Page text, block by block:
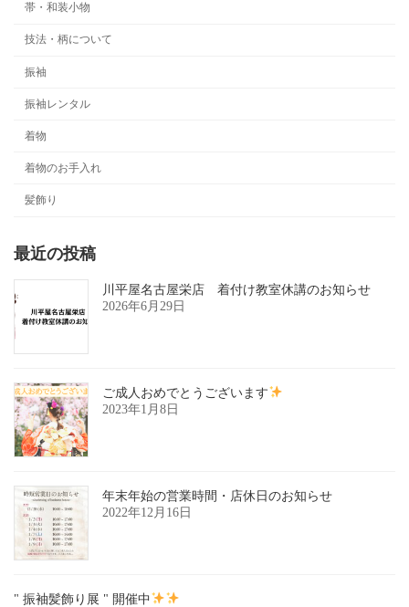
帯・和装小物
技法・柄について
振袖
振袖レンタル
着物
着物のお手入れ
髪飾り
最近の投稿
川平屋名古屋栄店 着付け教室休講のお知らせ
2026年6月29日
ご成人おめでとうございます
2023年1月8日
年末年始の営業時間・店休日のお知らせ
2022年12月16日
" 振袖髪飾り展 " 開催中